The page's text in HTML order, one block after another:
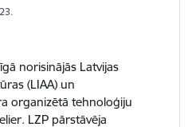
norisinājās Latvijas
(LIAA) un
organizētā tehnoloģiju
LZP pārstāvēja